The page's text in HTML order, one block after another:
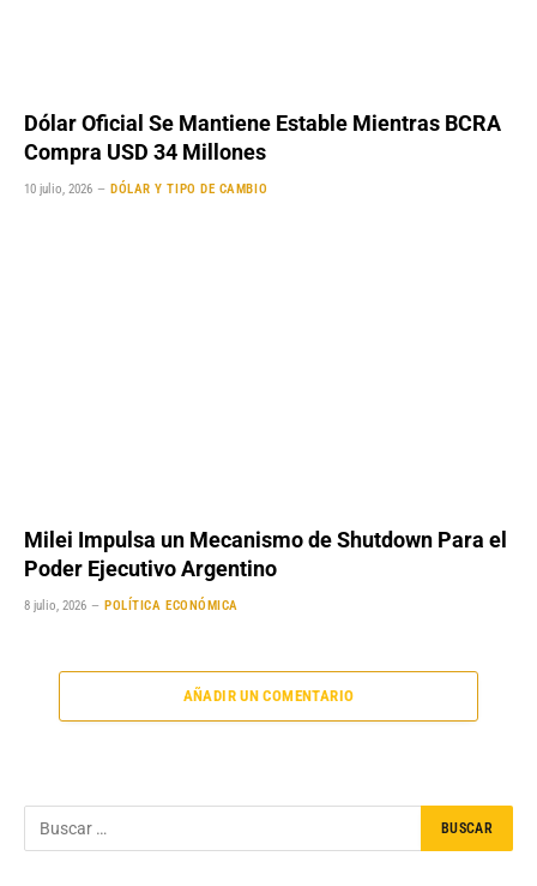
Dólar Oficial Se Mantiene Estable Mientras BCRA
Compra USD 34 Millones
10 julio, 2026 DÓLAR Y TIPO DE CAMBIO
Milei Impulsa un Mecanismo de Shutdown Para el
Poder Ejecutivo Argentino
8 julio, 2026 POLÍTICA ECONÓMICA
AÑADIR UN COMENTARIO